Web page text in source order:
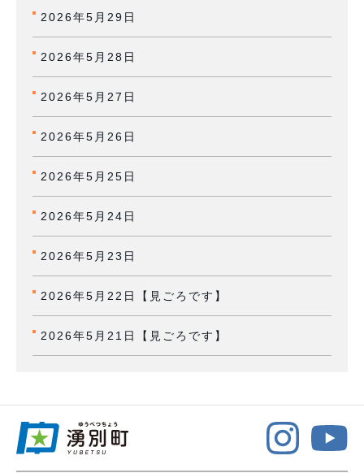
2026年5月29日
2026年5月28日
2026年5月27日
2026年5月26日
2026年5月25日
2026年5月24日
2026年5月23日
2026年5月22日【見ごろです】
2026年5月21日【見ごろです】